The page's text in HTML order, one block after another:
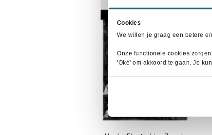
Cookies
We willen je graag een betere
Onze functionele cookies
'Oké' om akkoord te gaan. Je